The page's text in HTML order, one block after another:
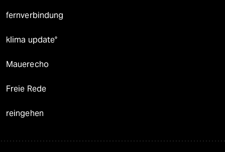
fernverbindung
klima update°
Mauerecho
Freie Rede
reingehen